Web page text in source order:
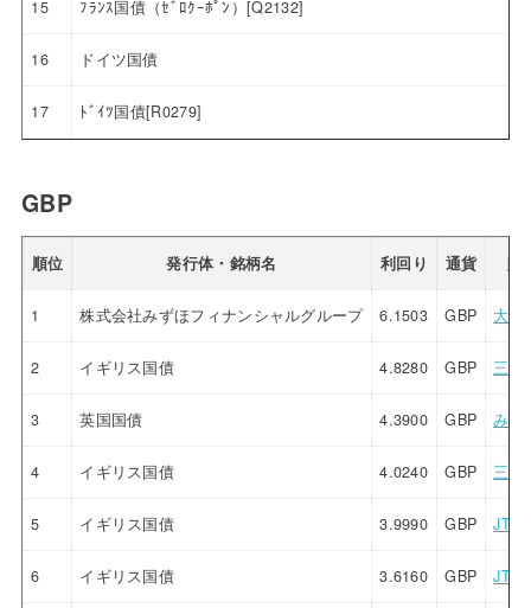
15 ﾌﾗﾝｽ国債（ｾﾞﾛｸｰﾎﾟﾝ）[Q2132]
16 ドイツ国債
17 ﾄﾞｲﾂ国債[R0279]
GBP
順位 発行体・銘柄名 利回り 通貨 販
1 株式会社みずほフィナンシャルグループ 6.1503 GBP 大和
2 イギリス国債 4.8280 GBP 三菱
3 英国国債 4.3900 GBP みず
4 イギリス国債 4.0240 GBP 三菱
5 イギリス国債 3.9990 GBP JTG
6 イギリス国債 3.6160 GBP JTG